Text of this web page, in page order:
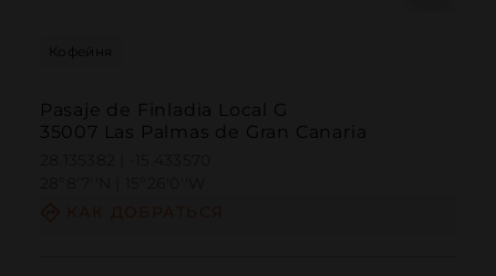
Кофейня
Pasaje de Finladia Local G
35007 Las Palmas de Gran Canaria